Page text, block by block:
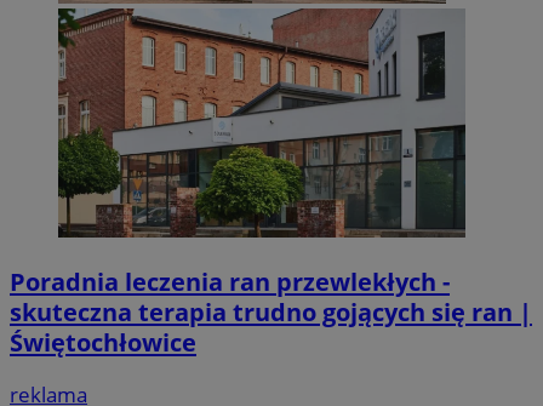
Poradnia leczenia ran przewlekłych -
skuteczna terapia trudno gojących się ran |
Świętochłowice
reklama